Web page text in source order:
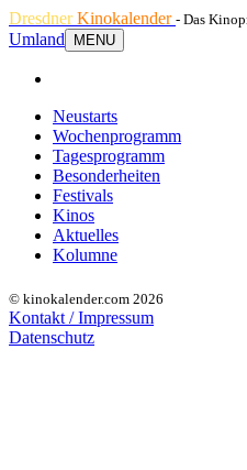
DresdnerKinokalender - Das
Umland
MENU
Neustarts
Wochenprogramm
Tagesprogramm
Besonderheiten
Festivals
Kinos
Aktuelles
Kolumne
© kinokalender.com 2026
Kontakt / Impressum
Datenschutz